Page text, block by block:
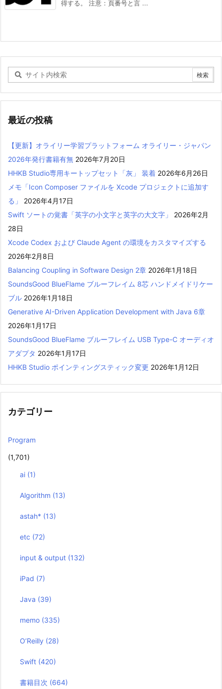
得する。 注意：頁番号と言 ...
最近の投稿
【更新】オライリー学習プラットフォーム オライリー・ジャパン
2026年発行書籍有無 2026年7月20日
HHKB Studio専用キートップセット「灰」 装着 2026年6月26日
メモ「Icon Composer ファイルを Xcode プロジェクトに追加す
る」
2026年4月17日
Swift ソートの覚書「英字の小文字と英字の大文字」
2026年2月
28日
Xcode Codex および Claude Agent の環境をカスタマイズする
2026年2月8日
Balancing Coupling in Software Design 2章 2026年1月18日
SoundsGood BlueFlame ブルーフレイム 8芯 ハンドメイドリケー
ブル 2026年1月18日
Generative AI-Driven Application Development with Java 6章
2026年1月17日
SoundsGood BlueFlame ブルーフレイム USB Type-C オーディオ
アダプタ 2026年1月17日
HHKB Studio ポインティングスティック変更 2026年1月12日
カテゴリー
Program
(1,701)
ai (1)
Algorithm (13)
astah* (13)
etc (72)
input & output (132)
iPad (7)
Java (39)
memo (335)
O’Reilly (28)
Swift (420)
書籍目次 (664)